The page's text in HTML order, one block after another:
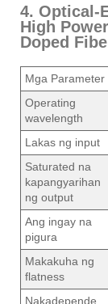
4. Optical-
High
Doped
Mga Parameter
Operating
wavelength
Lakas ng input
Saturated na
kapangyarihan
ng output
Ang ingay na
pigura
Makakuha ng
flatness
Nakadepende